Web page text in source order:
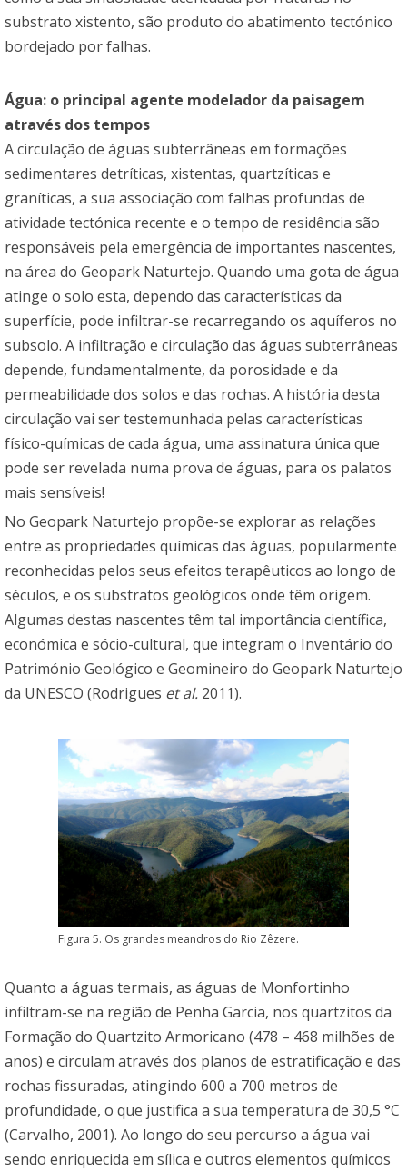
substrato xistento, são produto do abatimento tectónico
bordejado por falhas.
Água: o principal agente modelador da paisagem
através dos tempos
A circulação de águas subterrâneas em formações
sedimentares detríticas, xistentas, quartzíticas e
graníticas, a sua associação com falhas profundas de
atividade tectónica recente e o tempo de residência são
responsáveis pela emergência de importantes nascentes,
na área do Geopark Naturtejo. Quando uma gota de água
atinge o solo esta, dependo das características da
superfície, pode infiltrar-se recarregando os aquíferos no
subsolo. A infiltração e circulação das águas subterrâneas
depende, fundamentalmente, da porosidade e da
permeabilidade dos solos e das rochas. A história desta
circulação vai ser testemunhada pelas características
físico-químicas de cada água, uma assinatura única que
pode ser revelada numa prova de águas, para os palatos
mais sensíveis!
No Geopark Naturtejo propõe-se explorar as relações
entre as propriedades químicas das águas, popularmente
reconhecidas pelos seus efeitos terapêuticos ao longo de
séculos, e os substratos geológicos onde têm origem.
Algumas destas nascentes têm tal importância científica,
económica e sócio-cultural, que integram o Inventário do
Património Geológico e Geomineiro do Geopark Naturtejo
da UNESCO (Rodrigues et al. 2011).
Figura 5. Os grandes meandros do Rio Zêzere.
Quanto a águas termais, as águas de Monfortinho
infiltram-se na região de Penha Garcia, nos quartzitos da
Formação do Quartzito Armoricano (478 – 468 milhões de
anos) e circulam através dos planos de estratificação e das
rochas fissuradas, atingindo 600 a 700 metros de
profundidade, o que justifica a sua temperatura de 30,5 °C
(Carvalho, 2001). Ao longo do seu percurso a água vai
sendo enriquecida em sílica e outros elementos químicos